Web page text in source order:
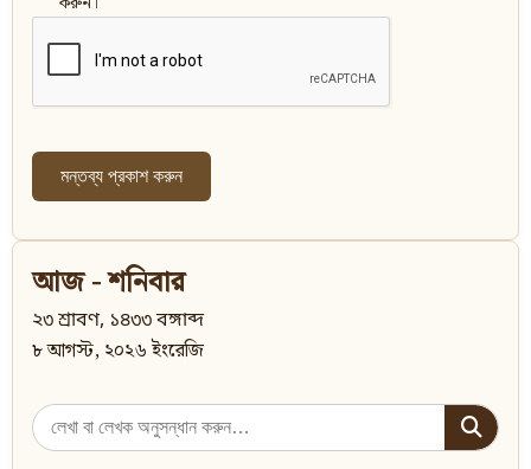
আজ - শনিবার
২৩ শ্রাবণ, ১৪৩৩ বঙ্গাব্দ
৮ আগস্ট, ২০২৬ ইংরেজি
Search
for: